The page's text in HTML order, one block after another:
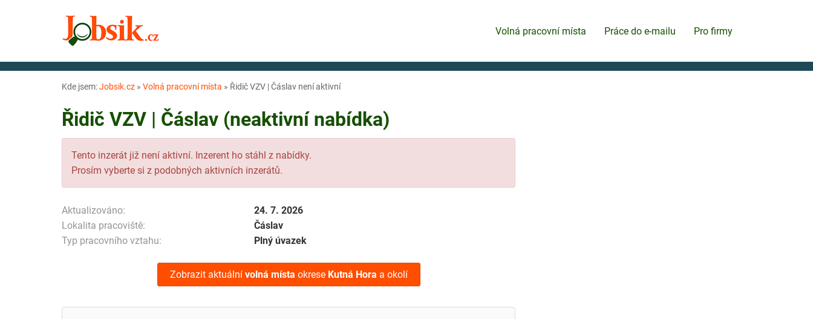
Volná pracovní místa Práce do e-mailu Pro firmy
Kde jsem:Jobsik.cz » Volná pracovní místa » Řidič VZV | Čáslav není aktivní
Řidič VZV | Čáslav (neaktivní nabídka)
Tento inzerát již není aktivní. Inzerent ho stáhl z nabídky.
Prosím vyberte si z podobných aktivních inzerátů.
Aktualizováno:
24. 7. 2026
Lokalita pracoviště:
Čáslav
Typ pracovního vztahu:
Plný úvazek
Zobrazit aktuální volná místa okrese Kutná Hora a okolí